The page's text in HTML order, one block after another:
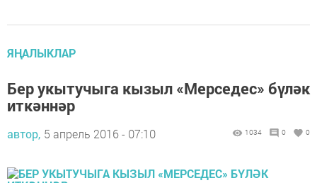
ЯҢАЛЫКЛАР
Бер укытучыга кызыл «Мерседес» бүләк
иткәннәр
автор, 5 апрель 2016 - 07:10 1034 0 0